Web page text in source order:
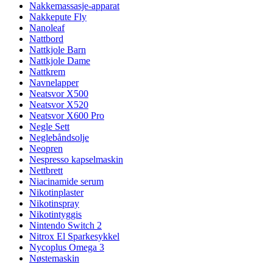
Nakkemassasje-apparat
Nakkepute Fly
Nanoleaf
Nattbord
Nattkjole Barn
Nattkjole Dame
Nattkrem
Navnelapper
Neatsvor X500
Neatsvor X520
Neatsvor X600 Pro
Negle Sett
Neglebåndsolje
Neopren
Nespresso kapselmaskin
Nettbrett
Niacinamide serum
Nikotinplaster
Nikotinspray
Nikotintyggis
Nintendo Switch 2
Nitrox El Sparkesykkel
Nycoplus Omega 3
Nøstemaskin